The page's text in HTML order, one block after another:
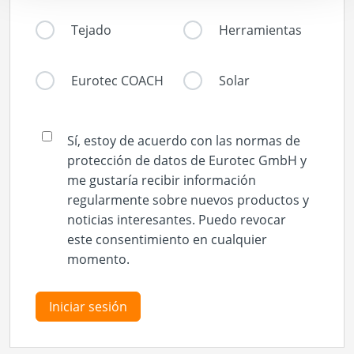
Tejado Herramientas
Eurotec COACH Solar
Sí, estoy de acuerdo con las normas de
protección de datos de Eurotec GmbH y
me gustaría recibir información
regularmente sobre nuevos productos y
noticias interesantes. Puedo revocar
este consentimiento en cualquier
momento.